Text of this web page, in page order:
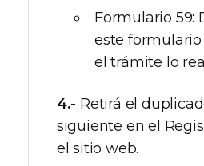
Formulario 59:
este formulario
el trámite lo
4.- Retirá el
siguiente en el
el sitio web.